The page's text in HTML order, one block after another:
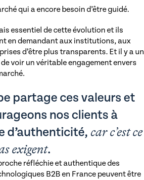
qui a encore besoin d’être guidé.
essentiel de cette évolution et ils
en demandant aux institutions, aux
d’être plus transparents. Et il y a un
voir un véritable engagement envers
partage ces valeurs et
nos clients à
d’authenticité, car c’est ce
exigent.
réfléchie et authentique des
B2B en France peuvent être